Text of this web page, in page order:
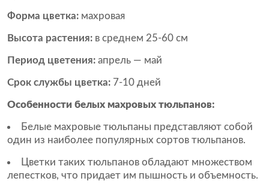
Форма цветка: махровая
Высота растения: в среднем 25-60 см
Период цветения: апрель — май
Срок службы цветка: 7-10 дней
Особенности белых махровых тюльпанов:
Белые махровые тюльпаны представляют собой
один из наиболее популярных сортов тюльпанов.
Цветки таких тюльпанов обладают множеством
лепестков, что придает им пышность и объемность.